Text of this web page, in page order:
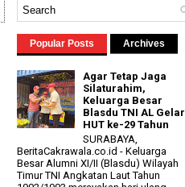
Popular Posts Archives
Agar Tetap Jaga
Silaturahim,
Keluarga Besar
Blasdu TNI AL Gelar
HUT ke-29 Tahun
SURABAYA,
BeritaCakrawala.co.id - Keluarga
Besar Alumni XI/II (Blasdu) Wilayah
Timur TNI Angkatan Laut Tahun